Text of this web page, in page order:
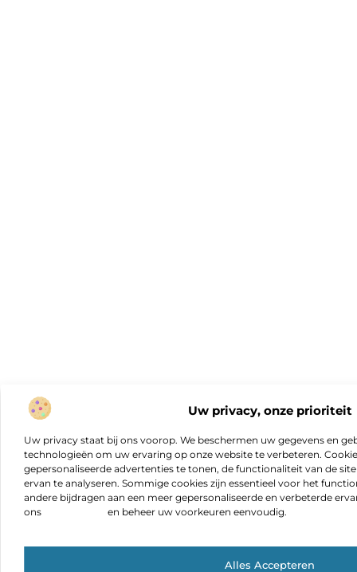
Uw privacy, onze prioriteit
Uw privacy staat bij ons voorop. We beschermen uw gegevens en
technologieën om uw ervaring op onze website te verbeteren.
gepersonaliseerde advertenties te tonen, de functionaliteit van de
ervan te analyseren. Sommige cookies zijn essentieel voor het
andere bijdragen aan een meer gepersonaliseerde en verbeterde
ons
en beheer uw voorkeuren eenvoudig.
Alles Accepteren